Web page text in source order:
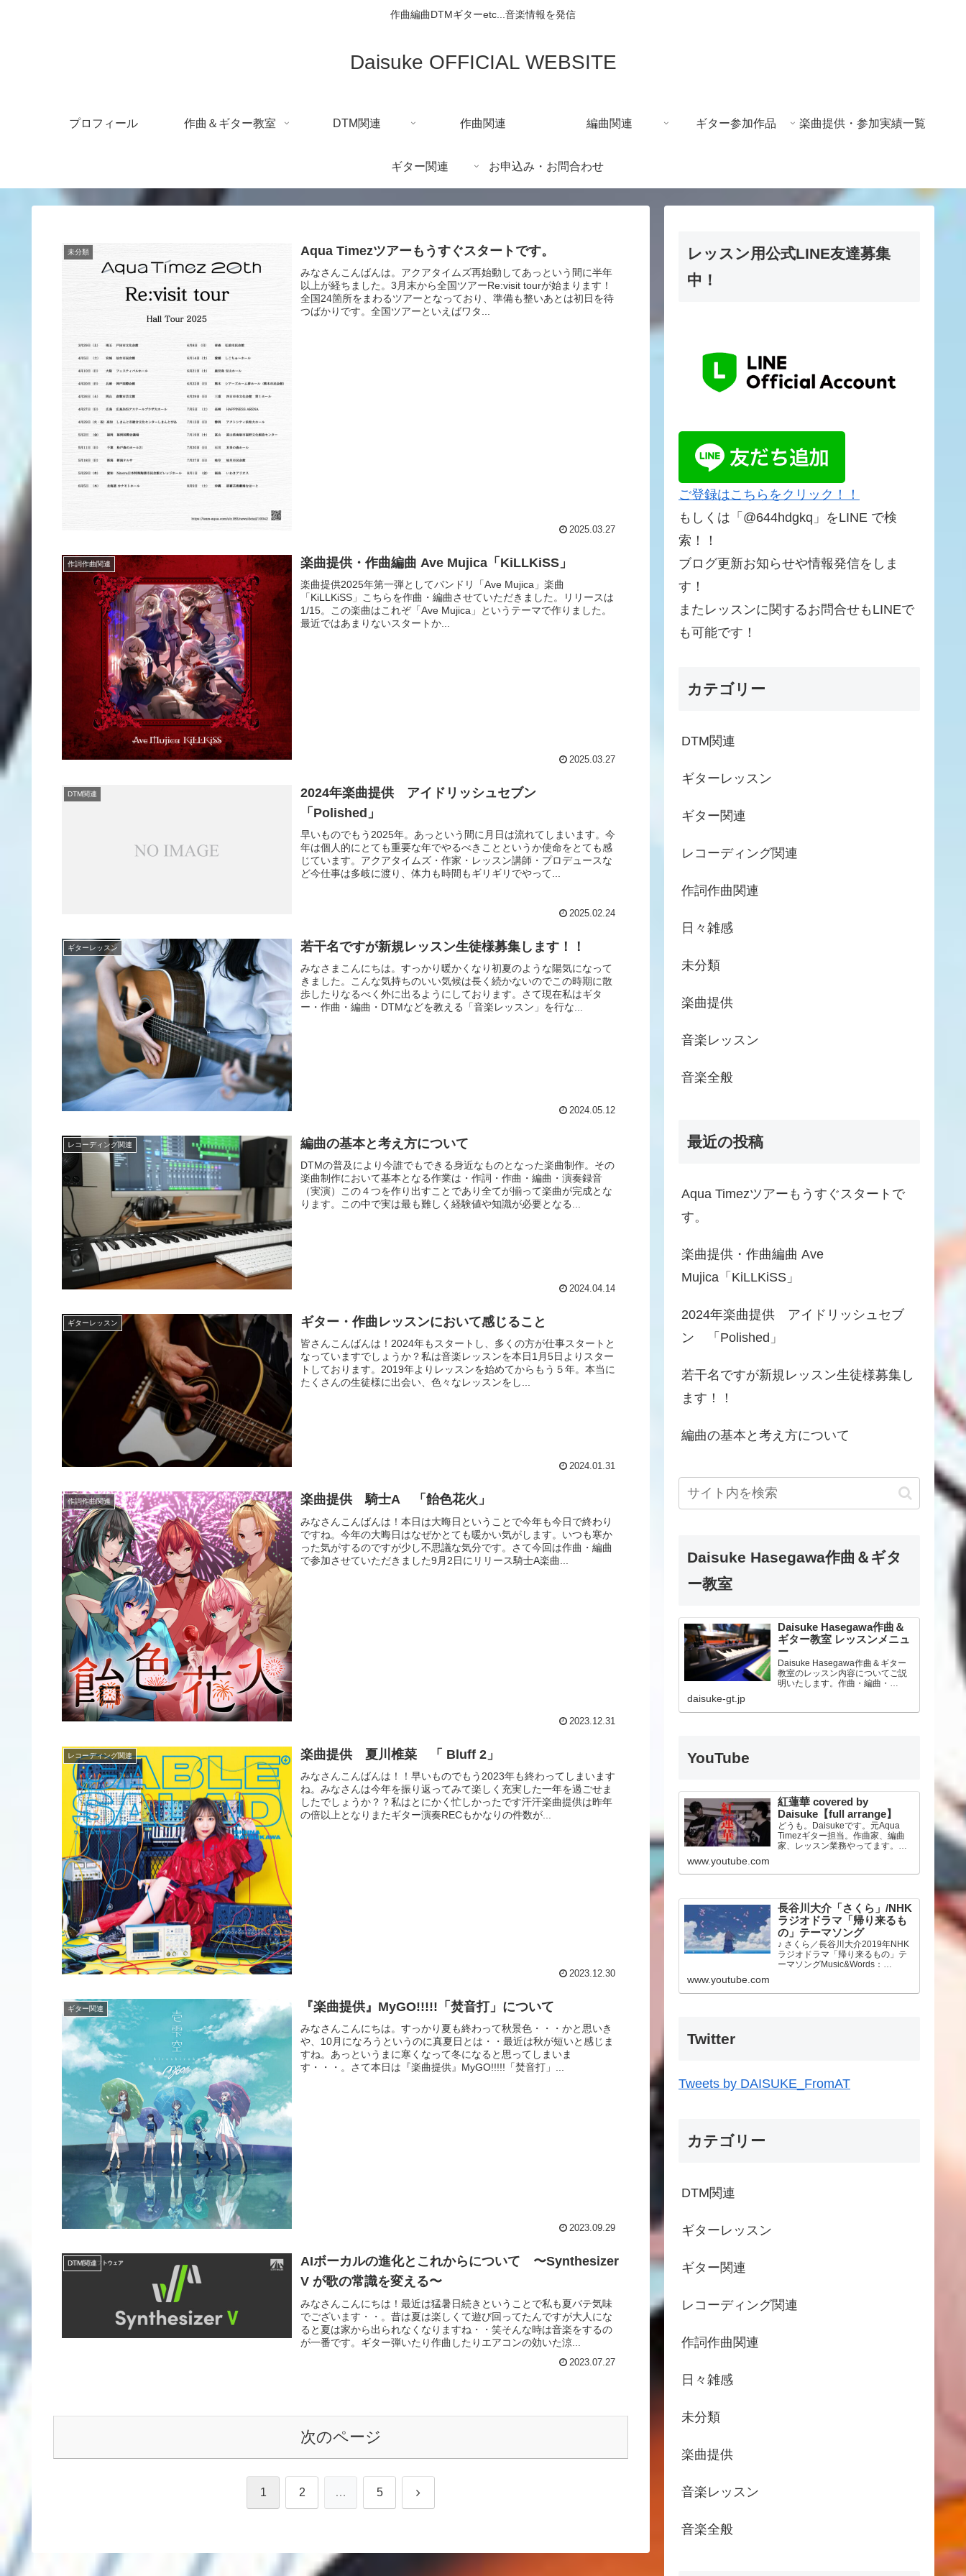
作曲編曲DTMギターetc...音楽情報を発信
Daisuke OFFICIAL WEBSITE
プロフィール 作曲＆ギター教室 DTM関連 作曲関連 編曲関連 ギター参加作品 楽曲提供・参加実績一覧
ギター関連 お申込み・お問合わせ
未分類 Aqua Timezツアーもうすぐスタートです。
みなさんこんばんは。アクアタイムズ再始動してあっという間に半年
以上が経ちました。3月末から全国ツアーRe:visit tourが始まります！
全国24箇所をまわるツアーとなっており、準備も整いあとは初日を待
つばかりです。全国ツアーといえばワタ...
2025.03.27
作詞作曲関連 楽曲提供・作曲編曲 Ave Mujica「KiLLKiSS」
楽曲提供2025年第一弾としてバンドリ「Ave Mujica」楽曲
「KiLLKiSS」こちらを作曲・編曲させていただきました。リリースは
1/15。この楽曲はこれぞ「Ave Mujica」というテーマで作りました。
最近ではあまりないスタートか...
2025.03.27
DTM関連
2024年楽曲提供 アイドリッシュセブン
「Polished」
早いものでもう2025年。あっという間に月日は流れてしまいます。今
年は個人的にとても重要な年でやるべきことというか使命をとても感
じています。アクアタイムズ・作家・レッスン講師・プロデュースな
ど今仕事は多岐に渡り、体力も時間もギリギリでやって...
2025.02.24
ギターレッスン 若干名ですが新規レッスン生徒様募集します！！
みなさまこんにちは。すっかり暖かくなり初夏のような陽気になって
きました。こんな気持ちのいい気候は長く続かないのでこの時期に散
歩したりなるべく外に出るようにしております。さて現在私はギタ
ー・作曲・編曲・DTMなどを教える「音楽レッスン」を行な...
2024.05.12
レコーディング関連 編曲の基本と考え方について
DTMの普及により今誰でもできる身近なものとなった楽曲制作。その
楽曲制作において基本となる作業は・作詞・作曲・編曲・演奏録音
（実演）この４つを作り出すことであり全てが揃って楽曲が完成とな
ります。この中で実は最も難しく経験値や知識が必要となる...
2024.04.14
ギターレッスン ギター・作曲レッスンにおいて感じること
皆さんこんばんは！2024年もスタートし、多くの方が仕事スタートと
なっていますでしょうか？私は音楽レッスンを本日1月5日よりスター
トしております。2019年よりレッスンを始めてからもう５年。本当に
たくさんの生徒様に出会い、色々なレッスンをし...
2024.01.31
作詞作曲関連 楽曲提供 騎士A 「飴色花火」
みなさんこんばんは！本日は大晦日ということで今年も今日で終わり
ですね。今年の大晦日はなぜかとても暖かい気がします。いつも寒か
った気がするのですが少し不思議な気分です。さて今回は作曲・編曲
で参加させていただきました9月2日にリリース騎士A楽曲...
2023.12.31
レコーディング関連 楽曲提供 夏川椎菜 「 Bluff 2」
みなさんこんばんは！！早いものでもう2023年も終わってしまいます
ね。みなさんは今年を振り返ってみて楽しく充実した一年を過ごせま
したでしょうか？？私はとにかく忙しかったです汗汗楽曲提供は昨年
の倍以上となりまたギター演奏RECもかなりの件数が...
2023.12.30
ギター関連 『楽曲提供』MyGO!!!!!「焚音打」について
みなさんこんにちは。すっかり夏も終わって秋景色・・・かと思いき
や、10月になろうというのに真夏日とは・・最近は秋が短いと感じま
すね。あっというまに寒くなって冬になると思ってしまいま
す・・・。さて本日は『楽曲提供』MyGO!!!!!「焚音打」...
2023.09.29
DTM関連
AIボーカルの進化とこれからについて 〜Synthesizer
V が歌の常識を変える〜
みなさんこんにちは！最近は猛暑日続きということで私も夏バテ気味
でございます・・。昔は夏は楽しくて遊び回ってたんですが大人にな
ると夏は家から出られなくなりますね・・笑そんな時は音楽をするの
が一番です。ギター弾いたり作曲したりエアコンの効いた涼...
2023.07.27
次のページ
1 2 … 5 次
レッスン用公式LINE友達募集
中！
ご登録はこちらをクリック！！
もしくは「@644hdgkq」をLINE で検
索！！
ブログ更新お知らせや情報発信をしま
す！
またレッスンに関するお問合せもLINEで
も可能です！
カテゴリー
DTM関連
ギターレッスン
ギター関連
レコーディング関連
作詞作曲関連
日々雑感
未分類
楽曲提供
音楽レッスン
音楽全般
最近の投稿
Aqua Timezツアーもうすぐスタートで
す。
楽曲提供・作曲編曲 Ave
Mujica「KiLLKiSS」
2024年楽曲提供 アイドリッシュセブ
ン 「Polished」
若干名ですが新規レッスン生徒様募集し
ます！！
編曲の基本と考え方について
Daisuke Hasegawa作曲＆ギタ
ー教室
Daisuke Hasegawa作曲＆
ギター教室 レッスンメニュ
ー
Daisuke Hasegawa作曲＆ギター
教室のレッスン内容についてご説
明いたします。作曲・編曲・
インレッスンにも対応いたしま
daisuke-gt.jp
YouTube
紅蓮華 covered by
Daisuke【full arrange】
どうも。Daisukeです。元Aqua
Timezギター担当。作曲家、編曲
家、レッスン業務やってます。人
華』をフルアレンジでカバーして
www.youtube.com
長谷川大介「さくら」/NHK
ラジオドラマ「帰り来るも
の」テーマソング
♪ さくら／長谷川大介2019年NHK
ラジオドラマ「帰り来るもの」テ
ーマソングMusic&Words：
あの時のことを忘れず今できるこ
www.youtube.com
Twitter
Tweets by DAISUKE_FromAT
カテゴリー
DTM関連
ギターレッスン
ギター関連
レコーディング関連
作詞作曲関連
日々雑感
未分類
楽曲提供
音楽レッスン
音楽全般